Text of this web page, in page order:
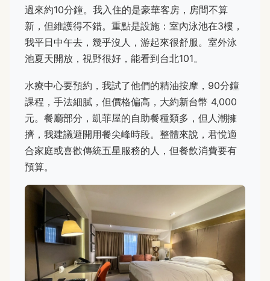
過來約10分鐘。我入住的是豪華客房，房間不算
新，但維護得不錯。重點是設施：室內泳池在3樓，
我平日中午去，幾乎沒人，游起來很舒服。室外泳
池夏天開放，視野很好，能看到台北101。
水療中心要預約，我試了他們的精油按摩，90分鐘
課程，手法細膩，但價格偏高，大約新台幣 4,000
元。餐廳部分，凱菲屋的自助餐種類多，但人潮擁
擠，我建議避開用餐尖峰時段。整體來說，君悅適
合家庭或喜歡傳統五星服務的人，但餐飲消費要有
預算。